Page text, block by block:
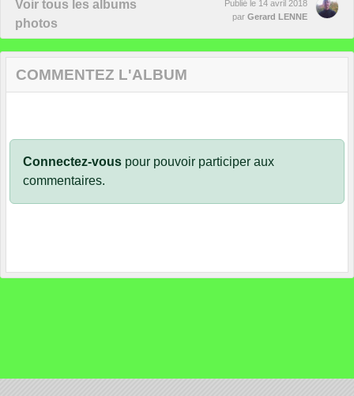
Voir tous les albums
photos
Publié le 14 avril 2018
par Gerard LENNE
COMMENTEZ L'ALBUM
Connectez-vous pour pouvoir participer aux
commentaires.